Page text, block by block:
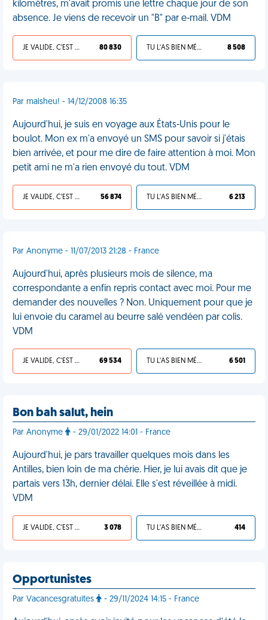
kilomètres, m'avait promis une lettre chaque jour de son
absence. Je viens de recevoir un "B" par e-mail. VDM
JE VALIDE, C'EST UNE VDM 80 830 TU L'AS BIEN MÉRITÉ 8 508
Par maisheu! - 14/12/2008 16:35
Aujourd'hui, je suis en voyage aux États-Unis pour le
boulot. Mon ex m'a envoyé un SMS pour savoir si j'étais
bien arrivée, et pour me dire de faire attention à moi. Mon
petit ami ne m'a rien envoyé du tout. VDM
JE VALIDE, C'EST UNE VDM 56 874 TU L'AS BIEN MÉRITÉ 6 213
Par Anonyme - 11/07/2013 21:28 - France
Aujourd'hui, après plusieurs mois de silence, ma
correspondante a enfin repris contact avec moi. Pour me
demander des nouvelles ? Non. Uniquement pour que je
lui envoie du caramel au beurre salé vendéen par colis.
VDM
JE VALIDE, C'EST UNE VDM 69 534 TU L'AS BIEN MÉRITÉ 6 501
Bon bah salut, hein
Par Anonyme - 29/01/2022 14:01 - France
Aujourd'hui, je pars travailler quelques mois dans les
Antilles, bien loin de ma chérie. Hier, je lui avais dit que je
partais vers 13h, dernier délai. Elle s'est réveillée à midi.
VDM
JE VALIDE, C'EST UNE VDM 3 078 TU L'AS BIEN MÉRITÉ 414
Opportunistes
Par Vacancesgratuites - 29/11/2024 14:15 - France